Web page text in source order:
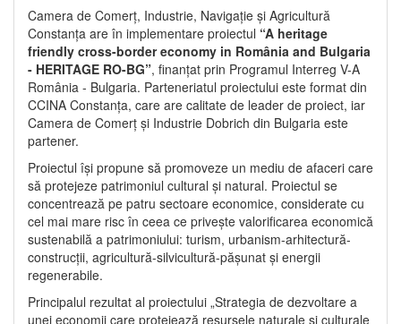
Camera de Comerț, Industrie, Navigație și Agricultură
Constanța are în implementare proiectul “A heritage
friendly cross-border economy in România and Bulgaria
- HERITAGE RO-BG”, finanțat prin Programul Interreg V-A
România - Bulgaria. Parteneriatul proiectului este format din
CCINA Constanța, care are calitate de leader de proiect, iar
Camera de Comerț și Industrie Dobrich din Bulgaria este
partener.
Proiectul își propune să promoveze un mediu de afaceri care
să protejeze patrimoniul cultural și natural. Proiectul se
concentrează pe patru sectoare economice, considerate cu
cel mai mare risc în ceea ce privește valorificarea economică
sustenabilă a patrimoniului: turism, urbanism-arhitectură-
construcții, agricultură-silvicultură-pășunat și energii
regenerabile.
Principalul rezultat al proiectului „Strategia de dezvoltare a
unei economii care protejează resursele naturale și culturale